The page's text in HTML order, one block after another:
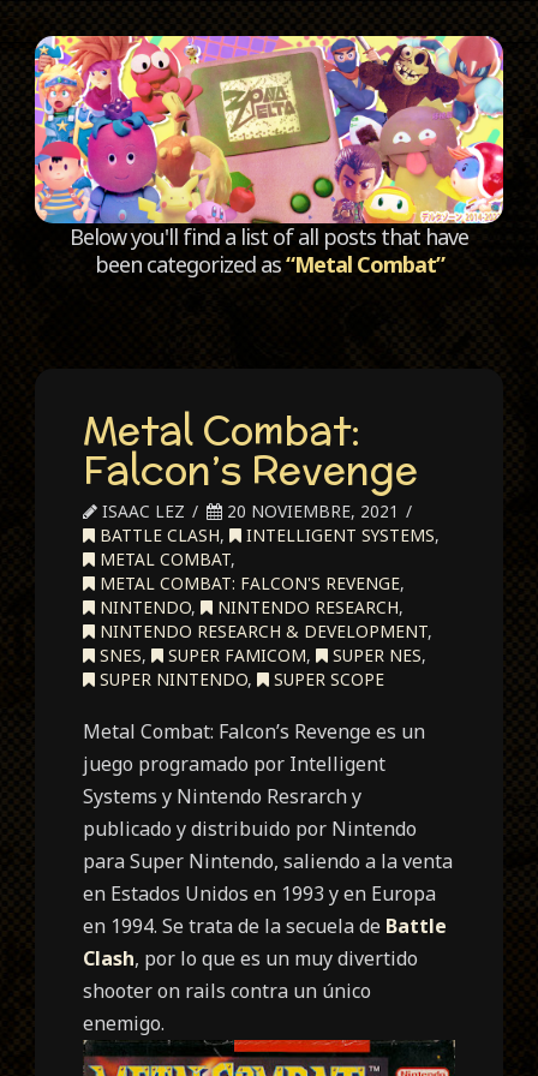
Below you'll find a list of all posts that have
been categorized as“Metal Combat”
Metal Combat:
Falcon’s Revenge
ISAAC LEZ
20 NOVIEMBRE, 2021
BATTLE CLASH, INTELLIGENT SYSTEMS,
METAL COMBAT,
METAL COMBAT: FALCON'S REVENGE,
NINTENDO, NINTENDO RESEARCH,
NINTENDO RESEARCH & DEVELOPMENT,
SNES, SUPER FAMICOM, SUPER NES,
SUPER NINTENDO, SUPER SCOPE
Metal Combat: Falcon’s Revenge es un
juego programado por Intelligent
Systems y Nintendo Resrarch y
publicado y distribuido por Nintendo
para Super Nintendo, saliendo a la venta
en Estados Unidos en 1993 y en Europa
en 1994. Se trata de la secuela de Battle
Clash, por lo que es un muy divertido
shooter on rails contra un único
enemigo.